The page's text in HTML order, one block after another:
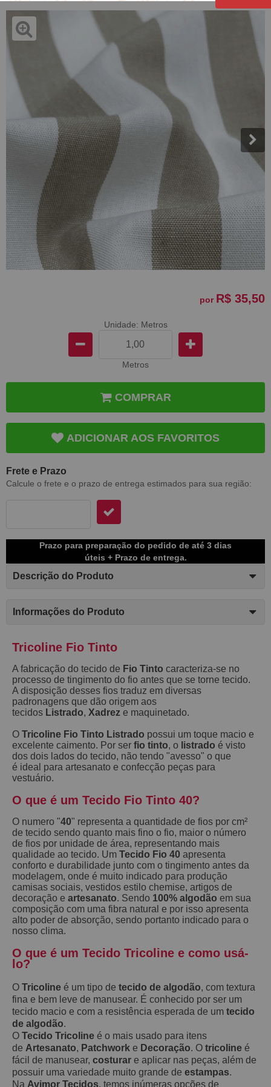
por R$ 35,50
Unidade: Metros
Metros
COMPRAR
ADICIONAR AOS FAVORITOS
Frete e Prazo
Calcule o frete e o prazo de entrega estimados para sua região:
Prazo para preparação do pedido de até 3 dias
úteis + Prazo de entrega.
Descrição do Produto
Informações do Produto
Tricoline Fio Tinto
A fabricação do tecido de Fio Tinto caracteriza-se no
processo de tingimento do fio antes que se torne tecido.
A disposição desses fios traduz em diversas
padronagens que dão origem aos
tecidos Listrado, Xadrez e maquinetado.
O Tricoline Fio Tinto Listrado possui um toque macio e
excelente caimento. Por ser fio tinto, o listrado é visto
dos dois lados do tecido, não tendo "avesso" o que
é ideal para artesanato e confecção peças para
vestuário.
O que é um Tecido Fio Tinto 40?
O numero "40" representa a quantidade de fios por cm²
de tecido sendo quanto mais fino o fio, maior o número
de fios por unidade de área, representando mais
qualidade ao tecido. Um Tecido Fio 40 apresenta
conforto e durabilidade junto com o tingimento antes da
modelagem, onde é muito indicado para produção
camisas sociais, vestidos estilo chemise, artigos de
decoração e artesanato. Sendo 100% algodão em sua
composição com uma fibra natural e por isso apresenta
alto poder de absorção, sendo portanto indicado para o
nosso clima.
O que é um Tecido Tricoline e como usá-
lo?
O Tricoline é um tipo de tecido de algodão, com textura
fina e bem leve de manusear. É conhecido por ser um
tecido macio e com a resistência esperada de um tecido
de algodão.
O Tecido Tricoline é o mais usado para itens
de Artesanato, Patchwork e Decoração. O tricoline é
fácil de manusear, costurar e aplicar nas peças, além de
possuir uma variedade muito grande de estampas.
Na Avimor Tecidos, temos inúmeras opções de